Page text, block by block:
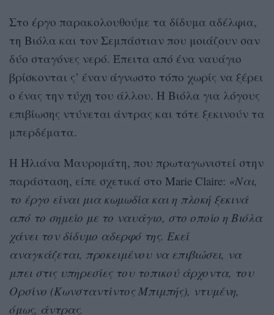
Στο έργο παρακολουθούμε τα δίδυμα αδέλφια,
τη Βιόλα και τον Σεμπάστιαν που μοιάζουν σαν
δύο σταγόνες νερό. Έπειτα από ένα ναυάγιο
βρίσκονται ς’ έναν άγνωστο τόπο χωρίς να ξέρει
ο ένας την τύχη του άλλου. Η Βιόλα για λόγους
επιβίωσης ντύνεται άντρας και τότε ξεκινούν τα
μπερδέματα.
Η Ηλιάνα Μαυρομάτη, που πρωταγωνιστεί στην
παράσταση, είπε σχετικά στο Marie Claire: «Ναι,
το έργο είναι μια κωμωδία και η πλοκή ξεκινά
από το σημείο με το ναυάγιο, στο οποίο η Βιόλα
χάνει τον δίδυμο αδερφό της. Εκεί
αναγκάζεται, προκειμένου να επιβιώσει, να
μπει στις υπηρεσίες του τοπικού άρχοντα, του
Ορσίνο (Κωνσταντίντος Μπιμπής), ντυμένη,
όμως, άντρας.